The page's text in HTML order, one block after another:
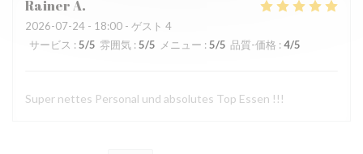
RainerA
2026-07-24 - 18:00 - ゲスト 4
サービス : 5/5 雰囲気 : 5/5 メニュー : 5/5 品質-価格 : 4/5
Super nettes Personal und absolutes Top Essen !!!